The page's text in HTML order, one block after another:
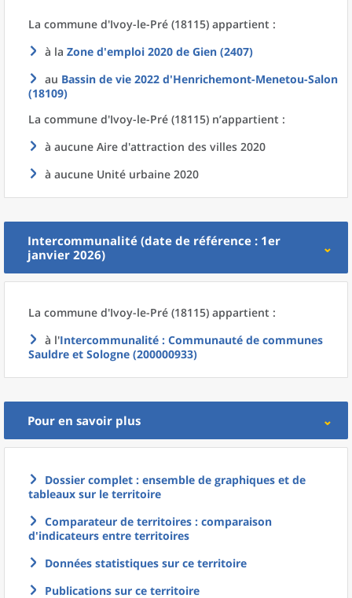
La commune d'Ivoy-le-Pré (18115) appartient :
à la Zone d'emploi 2020 de Gien (2407)
au Bassin de vie 2022 d'Henrichemont-Menetou-Salon
(18109)
La commune d'Ivoy-le-Pré (18115) n’appartient :
à aucune Aire d'attraction des villes 2020
à aucune Unité urbaine 2020
Intercommunalité (date de référence : 1er
janvier 2026)
La commune d'Ivoy-le-Pré (18115) appartient :
à l'Intercommunalité : Communauté de communes
Sauldre et Sologne (200000933)
Pour en savoir plus
Dossier complet : ensemble de graphiques et de
tableaux sur le territoire
Comparateur de territoires : comparaison
d'indicateurs entre territoires
Données statistiques sur ce territoire
Publications sur ce territoire